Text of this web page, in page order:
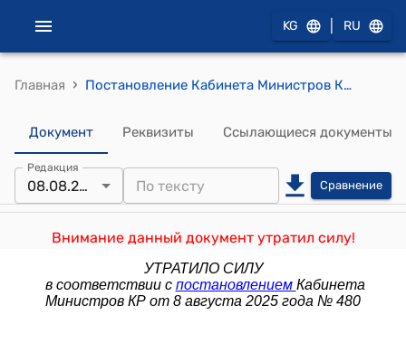
KG RU
Главная › Постановление Кабинета Министров Кыргызской Республики от 23 августа 2023 года № 423 "О внесении изменения в постановление Правительства Кыргызской Республики "Об утверждении Положения о порядке проведения конкурса на предоставление юридическим лицам права ведения охотхозяйственной деятельности на определенных охотничьих угодьях Кыргызской Республики" от 11 августа 2016 года № 440"
Документ Реквизиты Ссылающиеся документы
Редакция
08.08.2025 Сравнение
Внимание данный документ утратил силу!